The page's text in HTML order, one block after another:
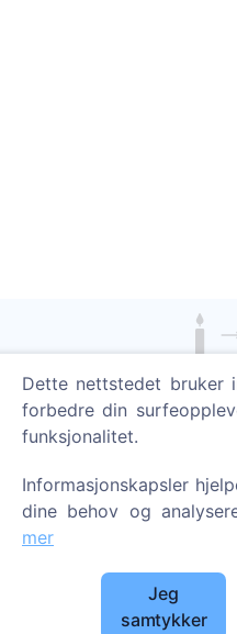
Tenn et
Om
Dette nettstedet bruker
forbedre din
funksjonalitet.
Informasjonskapsler
dine behov og
mer
Jeg
samtykker